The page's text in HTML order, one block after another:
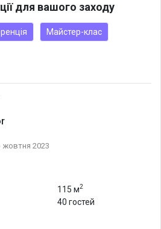
сесія, виїзна нарада, приватне
3LCD Laser 1920х1200
4GB + 32GB
(910-005166)
для вашого заходу
Майстер-клас
жовтня 2023
115 м2
40 гостей